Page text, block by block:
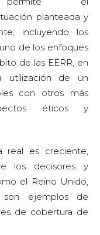
planteada y
incluyendo los
de los enfoques
de las EERR, en
utilización de un
con otros más
éticos y
es creciente,
los decisores y
el Reino Unido,
son ejemplos de
de cobertura de